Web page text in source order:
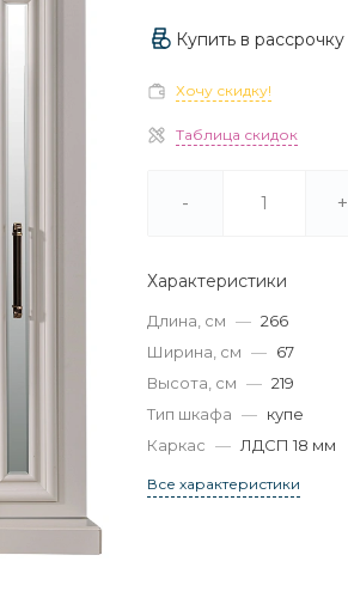
Купить в рассрочку
Хочу скидку!
Таблица скидок
- +
Характеристики
Длина, см — 266
Ширина, см — 67
Высота, см — 219
Тип шкафа — купе
Каркас — ЛДСП 18 мм
Все характеристики